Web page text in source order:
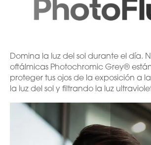
Domina la luz del sol durante el día.
oftálmicas Photochromic Grey®
proteger tus ojos de la exposición a
la luz del sol y filtrando la luz